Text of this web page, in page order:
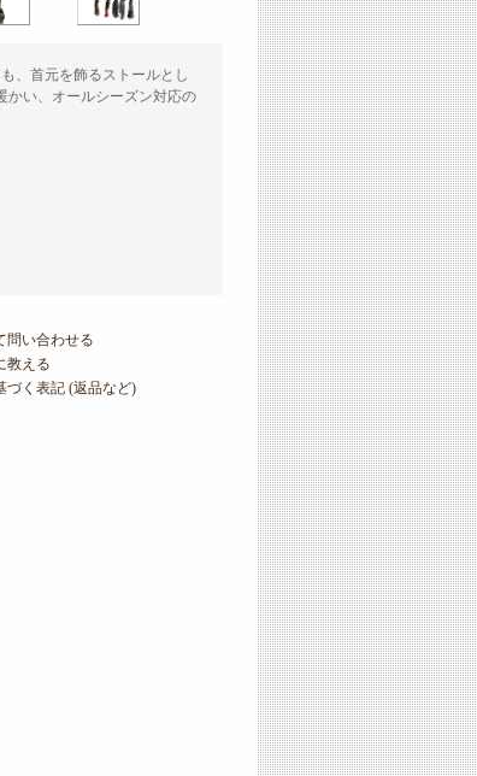
、首元を飾るストールとし
かい、オールシーズン対応の
問い合わせる
教える
づく表記 (返品など)